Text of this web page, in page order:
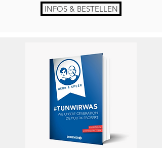
INFOS & BESTELLEN